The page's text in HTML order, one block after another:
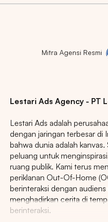
Mitra Agensi Resmi
Lestari Ads Agency - PT
Lestari Ads adalah
dengan jaringan terbesar di
bahwa dunia adalah
peluang untuk
ruang publik. Kami terus
periklanan Out-Of-Home
berinteraksi dengan
menghadirkan cerita di
berinteraksi.